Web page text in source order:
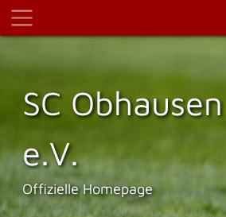
SC
e.V.
Offizielle Homepage